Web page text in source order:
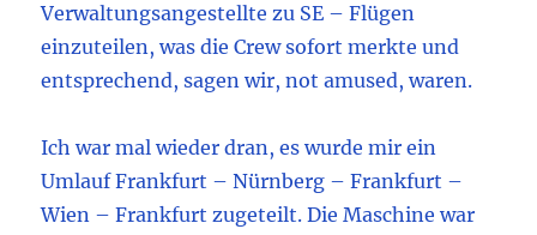
Verwaltungsangestellte zu SE – Flügen
einzuteilen, was die Crew sofort merkte und
entsprechend, sagen wir, not amused, waren.
Ich war mal wieder dran, es wurde mir ein
Umlauf Frankfurt – Nürnberg – Frankfurt –
Wien – Frankfurt zugeteilt. Die Maschine war